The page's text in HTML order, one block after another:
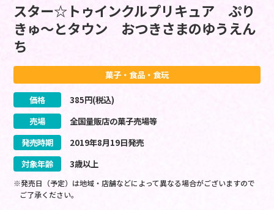
スター☆トゥインクルプリキュア ぷり
きゅ～とタウン おつきさまのゆうえん
ち
菓子・食品・食玩
価格 385円(税込)
売場
全国量販店の菓子売場等
発売時期
2019年8月19日発売
対象年齢
3歳以上
※発売日（予定）は地域・店舗などによって異なる場合がございますので
ご了承ください。